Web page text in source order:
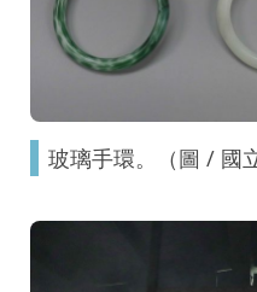
玻璃手環。（圖 / 國